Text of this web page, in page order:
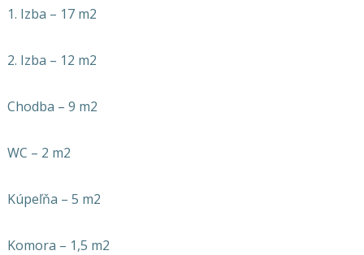
1. Izba – 17 m2
2. Izba – 12 m2
Chodba – 9 m2
WC – 2 m2
Kúpeľňa – 5 m2
Komora – 1,5 m2